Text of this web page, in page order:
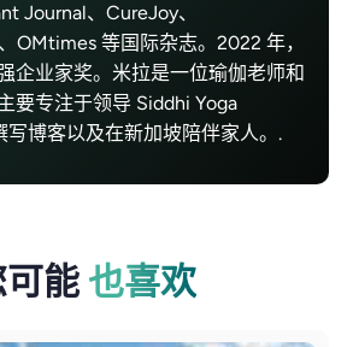
Journal、CureJoy、
OMtimes 等国际杂志。2022 年，
企业家奖。米拉是一位瑜伽老师和
要专注于领导 Siddhi Yoga
写博客以及在新加坡陪伴家人。.
能 也喜欢